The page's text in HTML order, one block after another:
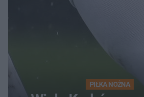
PIŁKA NOŻNA